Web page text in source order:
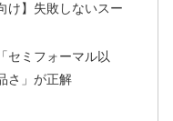
け】失敗しないスー
セミフォーマル以
さ」が正解